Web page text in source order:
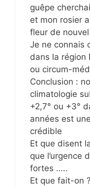
guêpe
et mon rosier
fleur de
Je ne connais
dans la région
ou circum-
Conclusion :
climatologie
+2,7° ou +3°
années est
crédible
Et que disent
que l’urgence
fortes …..
Et que fait-on